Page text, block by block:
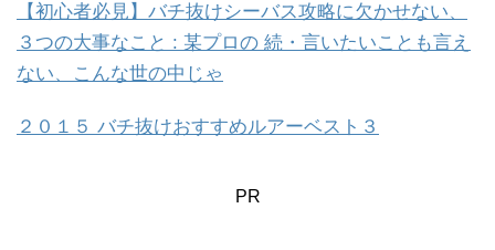
【初心者必見】バチ抜けシーバス攻略に欠かせない、
３つの大事なこと : 某プロの 続・言いたいことも言え
ない、こんな世の中じゃ
２０１５ バチ抜けおすすめルアーベスト３
PR